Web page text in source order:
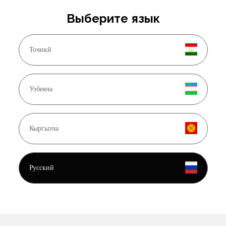
Выберите язык
Точикй
Узбекча
Кыргызча
Русский